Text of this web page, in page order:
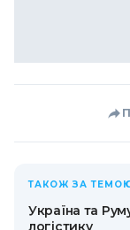
ТАКОЖ ЗА
Україна та
логістику